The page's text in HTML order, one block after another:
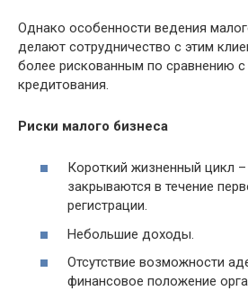
Однако особенности ведения
делают сотрудничество с этим
более рискованным по сравнению
кредитования.
Риски малого бизнеса
Короткий жизненный цикл
закрываются в течение
регистрации.
Небольшие доходы.
Отсутствие возможности
финансовое положение